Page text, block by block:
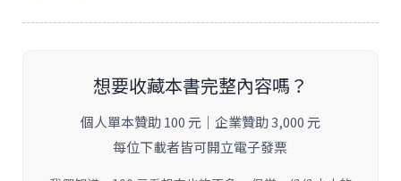
想要收藏本書完整內容嗎？
個人單本贊助 100 元｜企業贊助 3,000 元
每位下載者皆可開立電子發票